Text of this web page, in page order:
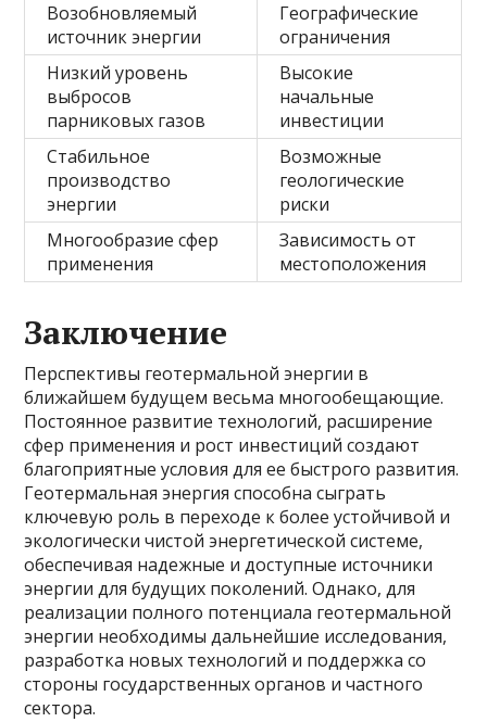
Возобновляемый
источник энергии
Географические
ограничения
Низкий уровень
выбросов
парниковых газов
Высокие
начальные
инвестиции
Стабильное
производство
энергии
Возможные
геологические
риски
Многообразие сфер
применения
Зависимость от
местоположения
Заключение
Перспективы геотермальной энергии в
ближайшем будущем весьма многообещающие.
Постоянное развитие технологий, расширение
сфер применения и рост инвестиций создают
благоприятные условия для ее быстрого развития.
Геотермальная энергия способна сыграть
ключевую роль в переходе к более устойчивой и
экологически чистой энергетической системе,
обеспечивая надежные и доступные источники
энергии для будущих поколений. Однако, для
реализации полного потенциала геотермальной
энергии необходимы дальнейшие исследования,
разработка новых технологий и поддержка со
стороны государственных органов и частного
сектора.